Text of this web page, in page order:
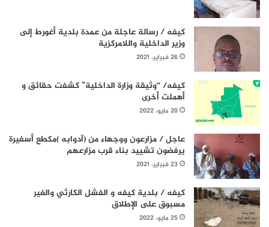
كيفه / رسالة عاجلة من عمدة بلدية أغورط إلى
وزير الداخلية واللامركزية
26 فبراير، 2021
كيفه/ “وثيقة وزارة الداخلية” كشفت حقائق و
أهملت أخرى
20 مايو، 2022
عاجل / مزارعون ووجهاء من (آدوابه )مكطع أسفيرة
يرفضون تشييد بناء قرب مزارعهم
23 فبراير، 2021
كيفه / بلدية كيفه و الفشل الكارثي والغير
مسبوق على الإطلاق
25 مايو، 2022